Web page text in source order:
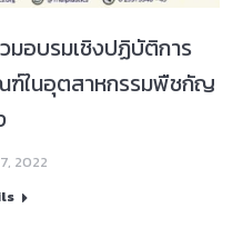
มอบรมเชิงปฏิบัติการ
ในอุตสาหกรรมพืชกัญ
2022